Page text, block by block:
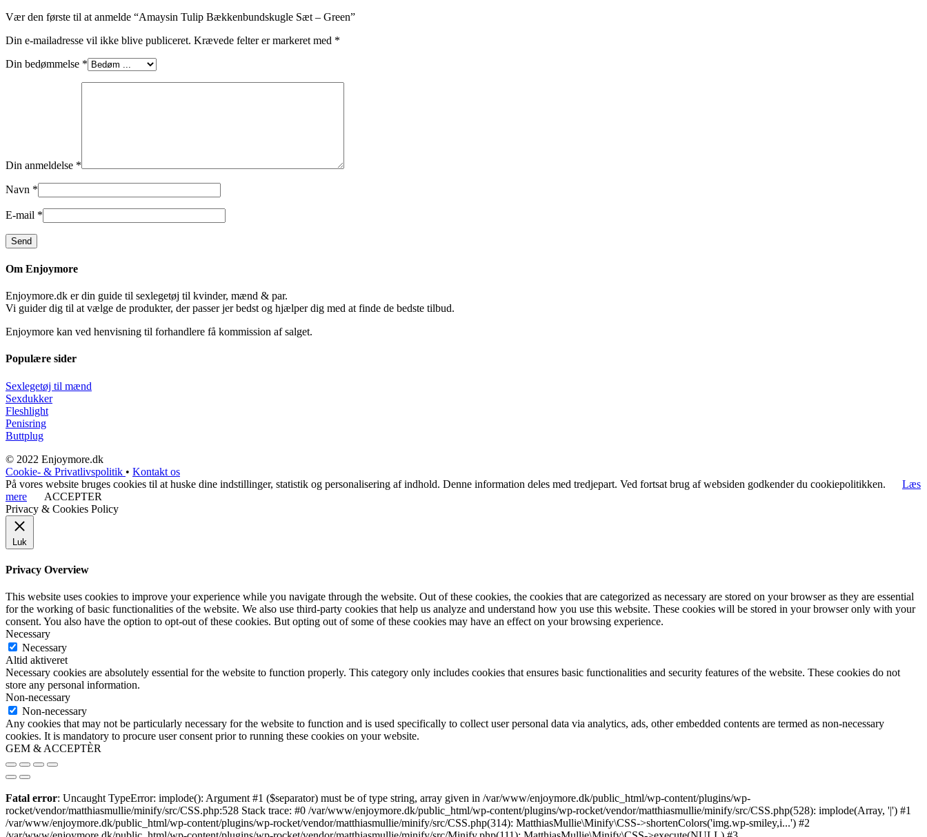
Vær den første til at anmelde “Amaysin Tulip Bækkenbundskugle Sæt – Green”
Din e-mailadresse vil ikke blive publiceret. Krævede felter er markeret med *
Din bedømmelse *
Din anmeldelse *
Navn *
E-mail *
Om Enjoymore
Enjoymore.dk er din guide til sexlegetøj til kvinder, mænd & par.
Vi guider dig til at vælge de produkter, der passer jer bedst og hjælper dig med at finde de bedste tilbud.
Enjoymore kan ved henvisning til forhandlere få kommission af salget.
Populære sider
Sexlegetøj til mænd
Sexdukker
Fleshlight
Penisring
Buttplug
© 2022 Enjoymore.dk
Cookie- & Privatlivspolitik • Kontakt os
På vores website bruges cookies til at huske dine indstillinger, statistik og personalisering af indhold. Denne information deles med tredjepart. Ved fortsat brug af websiden godkender du cookiepolitikken.
Læs
mere
ACCEPTER
Privacy & Cookies Policy
Luk
Privacy Overview
This website uses cookies to improve your experience while you navigate through the website. Out of these cookies, the cookies that are categorized as necessary are stored on your browser as they are essential
for the working of basic functionalities of the website. We also use third-party cookies that help us analyze and understand how you use this website. These cookies will be stored in your browser only with your
consent. You also have the option to opt-out of these cookies. But opting out of some of these cookies may have an effect on your browsing experience.
Necessary
Necessary
Altid aktiveret
Necessary cookies are absolutely essential for the website to function properly. This category only includes cookies that ensures basic functionalities and security features of the website. These cookies do not
store any personal information.
Non-necessary
Non-necessary
Any cookies that may not be particularly necessary for the website to function and is used specifically to collect user personal data via analytics, ads, other embedded contents are termed as non-necessary
cookies. It is mandatory to procure user consent prior to running these cookies on your website.
GEM & ACCEPTÈR
Fatal error: Uncaught TypeError: implode(): Argument #1 ($separator) must be of type string, array given in /var/www/enjoymore.dk/public_html/wp-content/plugins/wp-
rocket/vendor/matthiasmullie/minify/src/CSS.php:528 Stack trace: #0 /var/www/enjoymore.dk/public_html/wp-content/plugins/wp-rocket/vendor/matthiasmullie/minify/src/CSS.php(528): implode(Array, '|') #1
/var/www/enjoymore.dk/public_html/wp-content/plugins/wp-rocket/vendor/matthiasmullie/minify/src/CSS.php(314): MatthiasMullie\Minify\CSS->shortenColors('img.wp-smiley,i...') #2